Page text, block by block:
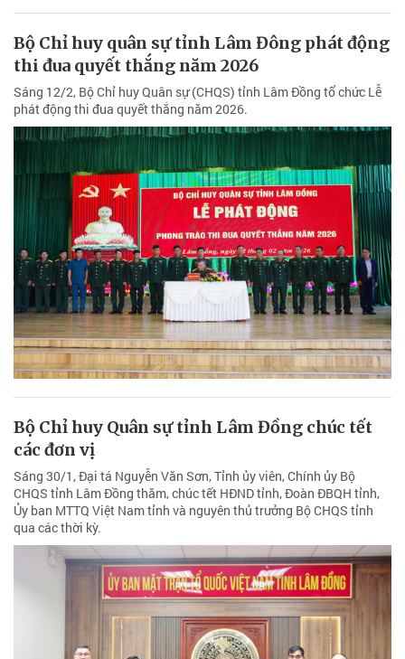
Bộ Chỉ huy quân sự tỉnh Lâm Đông phát động
thi đua quyết thắng năm 2026
Sáng 12/2, Bộ Chỉ huy Quân sự (CHQS) tỉnh Lâm Đồng tổ chức Lễ
phát động thi đua quyết thắng năm 2026.
Bộ Chỉ huy Quân sự tỉnh Lâm Đồng chúc tết
các đơn vị
Sáng 30/1, Đại tá Nguyễn Văn Sơn, Tỉnh ủy viên, Chính ủy Bộ
CHQS tỉnh Lâm Đồng thăm, chúc tết HĐND tỉnh, Đoàn ĐBQH tỉnh,
Ủy ban MTTQ Việt Nam tỉnh và nguyên thủ trưởng Bộ CHQS tỉnh
qua các thời kỳ.